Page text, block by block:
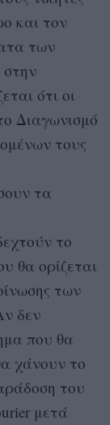
και τον
των
ότι οι
Διαγωνισμό
τους
τα
το
θα ορίζεται
των
δεν
που θα
χάνουν το
του
μετά